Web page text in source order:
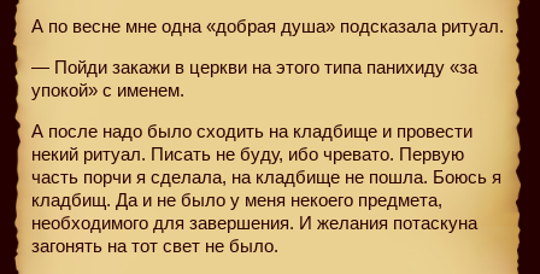
А по весне мне одна «добрая душа» подсказала ритуал.
— Пойди закажи в церкви на этого типа панихиду «за
упокой» с именем.
А после надо было сходить на кладбище и провести
некий ритуал. Писать не буду, ибо чревато. Первую
часть порчи я сделала, на кладбище не пошла. Боюсь я
кладбищ. Да и не было у меня некоего предмета,
необходимого для завершения. И желания потаскуна
загонять на тот свет не было.